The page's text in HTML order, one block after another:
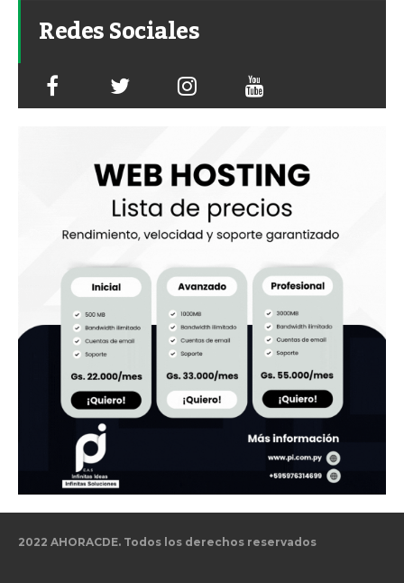
Redes Sociales
2022 AHORACDE. Todos los derechos reservados